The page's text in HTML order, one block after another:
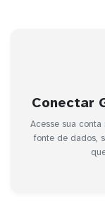
Conectar
Acesse sua
fonte de dados,